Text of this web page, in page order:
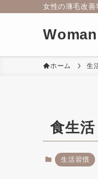
女性の薄毛改善
ホーム 生
食生活
生活習慣